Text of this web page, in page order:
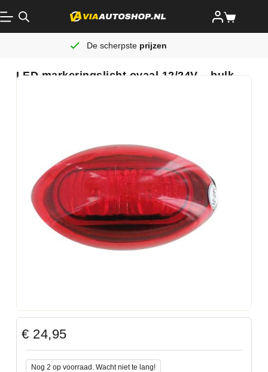
De scherpste prijzen
LED markeringslicht ovaal 12/24V – bulk
€ 24,95
Nog 2 op voorraad. Wacht niet te lang!